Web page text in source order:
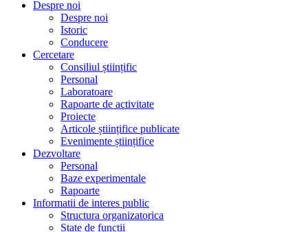
Informatii de interes public
Structura organizatorica
State de functii
Lista functiilor platite din fonduri publice SCDVV
BUJORU
Regulament de organizare si functionare
Regulament intern
Buget de venituri si cheltuieli
Execuție bugetara
Achiziții publice
Declarații de avere si interese
Bilant
Legea 544/2001
Anunțuri
Anunțuri
Cariere
Transparență decizională
Proiecte de acte normative aflate în consultare publică
Formular pentru colectarea de propuneri, opinii,